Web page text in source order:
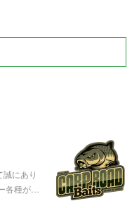
にあり
各種が…